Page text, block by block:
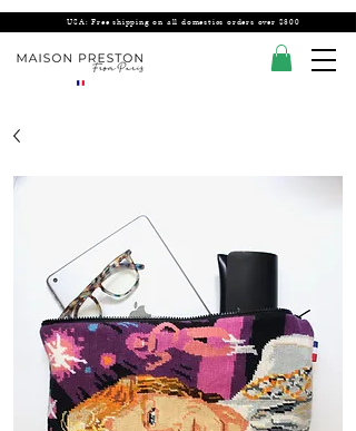
USA: Free shipping on all domestics orders over $300